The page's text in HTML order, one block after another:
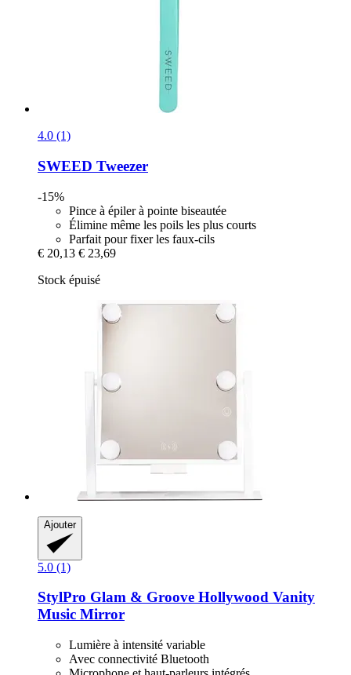
4.0 (1)
SWEED Tweezer
-15%
Pince à épiler à pointe biseautée
Élimine même les poils les plus courts
Parfait pour fixer les faux-cils
€ 20,13 € 23,69
Stock épuisé
Ajouter
5.0 (1)
StylPro Glam & Groove Hollywood Vanity
Music Mirror
Lumière à intensité variable
Avec connectivité Bluetooth